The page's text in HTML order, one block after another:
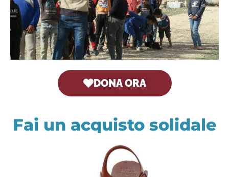
DONA ORA
Fai un acquisto solidale